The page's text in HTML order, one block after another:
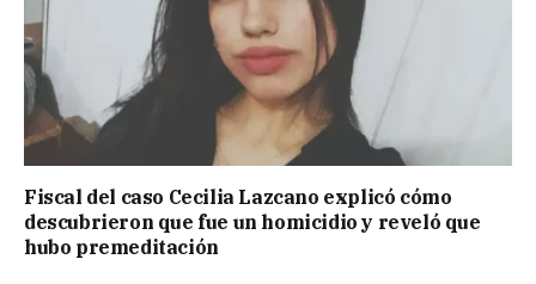
Fiscal del caso Cecilia Lazcano explicó cómo
descubrieron que fue un homicidio y reveló que
hubo premeditación